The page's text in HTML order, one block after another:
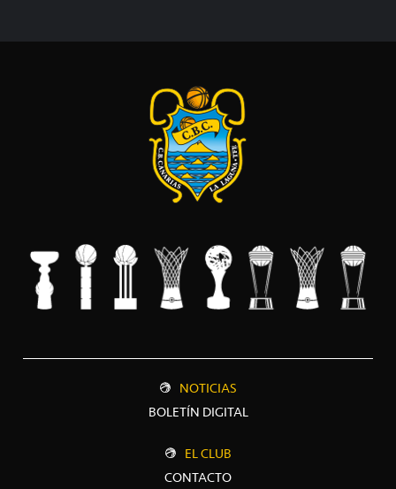
NOTICIAS
BOLETÍN DIGITAL
EL CLUB
CONTACTO